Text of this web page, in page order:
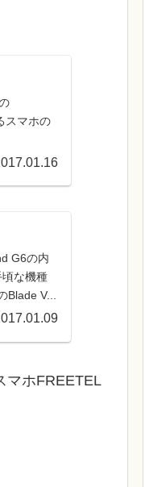
スマホの
G6の内
な機種
Blade V...
マホFREETEL